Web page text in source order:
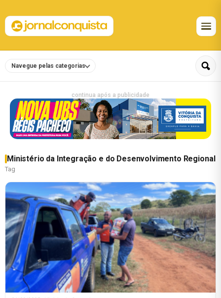
Navegue pelas categorias
continua após a publicidade
Ministério da Integração e do Desenvolvimento Regional
Tag